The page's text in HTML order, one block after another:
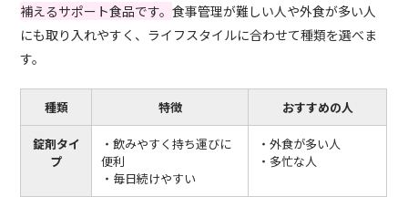
補えるサポート食品です。食事管理が難しい人や外食が多い人
にも取り入れやすく、ライフスタイルに合わせて種類を選べま
す。
種類 特徴 おすすめの人
錠剤タイ
プ
・飲みやすく持ち運びに
便利
・毎日続けやすい
・外食が多い人
・多忙な人